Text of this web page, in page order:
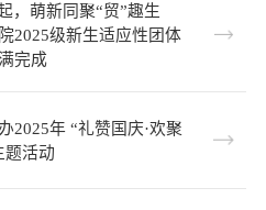
，萌新同聚“贸”趣生
级新生适应性团体
完成
2025年 “礼赞国庆·欢聚
题活动